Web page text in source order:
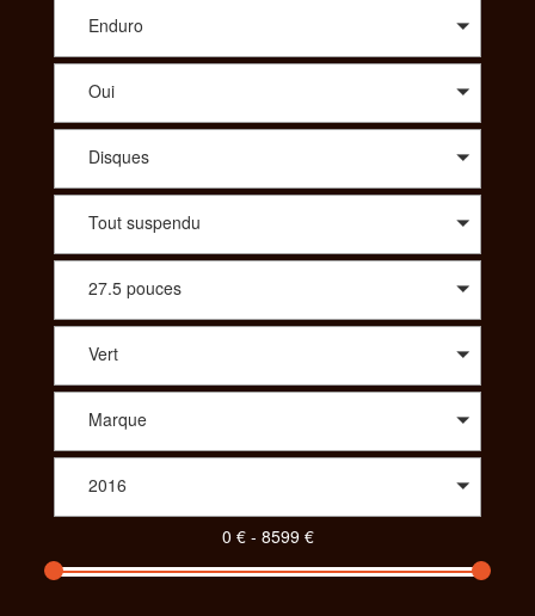
vous propose le meilleur prix. A travers une large sélection de
Terrains : all-mountain, enduro, descente/freeride, fat, dirt. Afin
de vous proposer les meilleurs produits spécialisés vous
pourrez aussi choisir le vélo idéal dans des gammes comme le
Trekking : VTC, Rando/voyage, vélo couché ou bien même
parmi un choix de tandem, de BMX, des vélos pliants, des
vélos de ville ou encore des draisiennes. Pour votre enfant
aussi vous aurez le choix parmi une diversité de vélos. Pour
consulter et trouver le vélo parfait pour votre pratique,
SportAdvice propose différents critères à sélectionner pour
Enduro
Oui
Disques
Tout suspendu
27.5 pouces
Vert
Marque
2016